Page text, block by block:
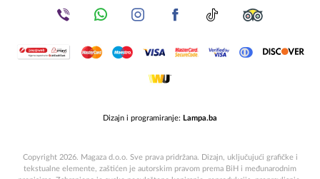
Dizajn i programiranje: Lampa.ba
Copyright 2026. Magaza d.o.o. Sve prava pridržana. Dizajn, uključujući grafičke i
tekstualne elemente, zaštićen je autorskim pravom prema BiH i međunarodnim